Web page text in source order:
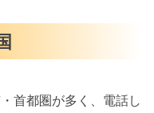
首都圏が多く、電話し